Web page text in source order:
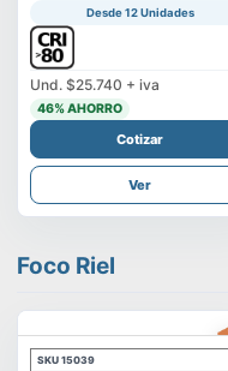
Desde 12 Unidades
Und. $25.740 + iva
46% AHORRO
Cotizar
Ver
Foco Riel
SKU 15039